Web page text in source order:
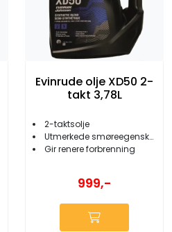
Evinrude olje XD50 2-
takt 3,78L
2-taktsolje
Utmerkede smøreegenskaper
Gir renere forbrenning
999,-